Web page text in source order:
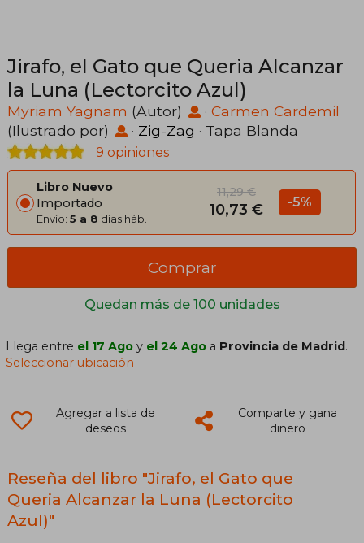
Jirafo, el Gato que Queria Alcanzar
la Luna (Lectorcito Azul)
Myriam Yagnam (Autor) · Carmen Cardemil
(Ilustrado por)
· Zig-Zag · Tapa Blanda
9 opiniones
Libro Nuevo
Importado
Envío: 5 a 8 días háb.
11,29 €
10,73 € -5%
Quedan más de 100 unidades
Comprar
Llega entre el 17 Ago y el 24 Ago a Provincia de Madrid.
Seleccionar ubicación
Agregar a lista de
deseos
Comparte y gana
dinero
Reseña del libro "Jirafo, el Gato que
Queria Alcanzar la Luna (Lectorcito
Azul)"